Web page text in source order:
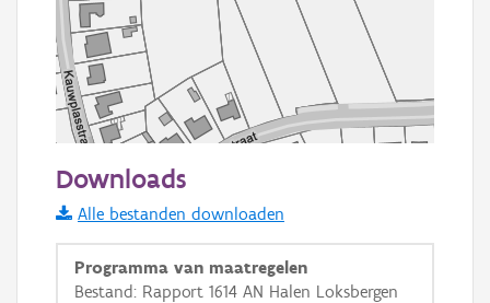
Informatie Vlaanderen
i
Downloads
Alle bestanden downloaden
Programma van maatregelen
Bestand: Rapport 1614 AN Halen Loksbergen